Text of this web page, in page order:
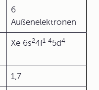
6
Außenelektronen
Xe 6s24f1 45d4
1,7